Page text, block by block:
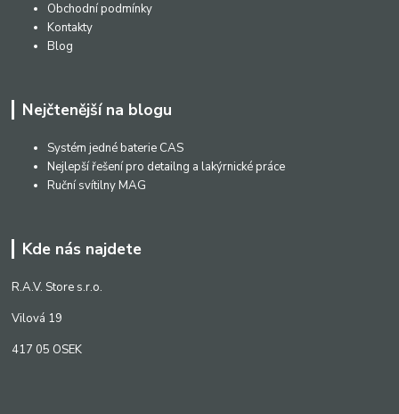
Obchodní podmínky
Kontakty
Blog
Nejčtenější na blogu
Systém jedné baterie CAS
Nejlepší řešení pro detailng a lakýrnické práce
Ruční svítilny MAG
Kde nás najdete
R.A.V. Store s.r.o.
Vilová 19
417 05 OSEK